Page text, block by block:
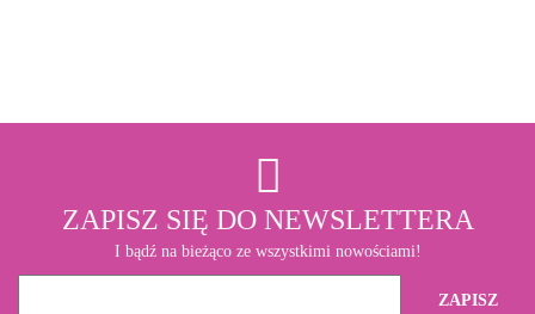
ZAPISZ SIĘ DO NEWSLETTERA
I bądź na bieżąco ze wszystkimi nowościami!